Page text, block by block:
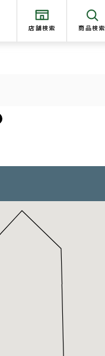
店舗検索 商品検索